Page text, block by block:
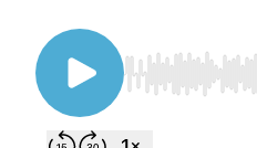
Use Left/Right